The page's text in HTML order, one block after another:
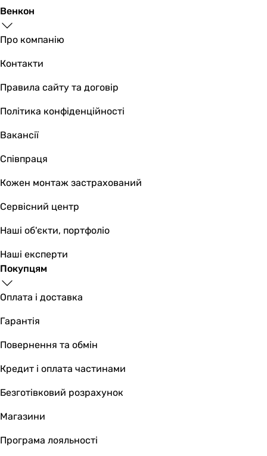
Венкон
Про компанію
Контакти
Правила сайту та договір
Політика конфіденційності
Вакансії
Співпраця
Кожен монтаж застрахований
Сервісний центр
Наші об'єкти, портфоліо
Наші експерти
Покупцям
Оплата і доставка
Гарантія
Повернення та обмін
Кредит і оплата частинами
Безготівковий розрахунок
Магазини
Програма лояльності